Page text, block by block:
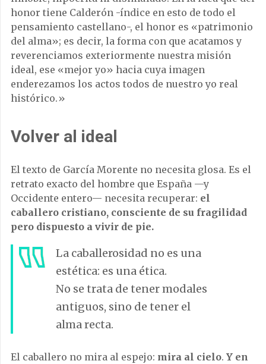
honor tiene Calderón -índice en esto de todo el
pensamiento castellano-, el honor es «patrimonio
del alma»; es decir, la forma con que acatamos y
reverenciamos exteriormente nuestra misión
ideal, ese «mejor yo» hacia cuya imagen
enderezamos los actos todos de nuestro yo real
histórico.»
Volver al ideal
El texto de García Morente no necesita glosa. Es el
retrato exacto del hombre que España —y
Occidente entero— necesita recuperar: el
caballero cristiano, consciente de su fragilidad
pero dispuesto a vivir de pie.
La caballerosidad no es una
estética: es una ética.
No se trata de tener modales
antiguos, sino de tener el
alma recta.
El caballero no mira al espejo: mira al cielo. Y en